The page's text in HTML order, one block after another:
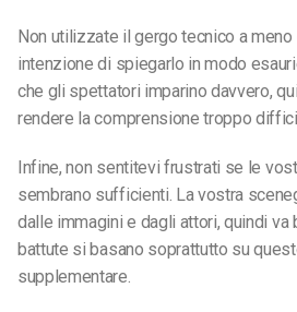
Non utilizzate il gergo tecnico a meno
intenzione di spiegarlo in modo
che gli spettatori imparino davvero,
rendere la comprensione troppo
Infine, non sentitevi frustrati se le
sembrano sufficienti. La vostra
dalle immagini e dagli attori, quindi va
battute si basano soprattutto su
supplementare.